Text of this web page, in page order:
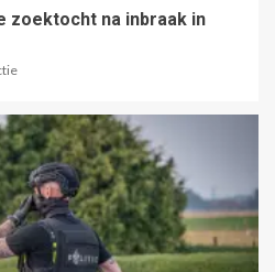
zoektocht na inbraak in